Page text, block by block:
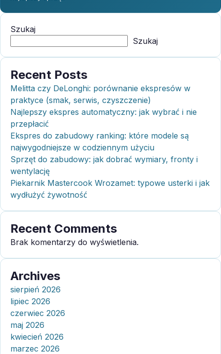
Szukaj
Szukaj
Recent Posts
Melitta czy DeLonghi: porównanie ekspresów w
praktyce (smak, serwis, czyszczenie)
Najlepszy ekspres automatyczny: jak wybrać i nie
przepłacić
Ekspres do zabudowy ranking: które modele są
najwygodniejsze w codziennym użyciu
Sprzęt do zabudowy: jak dobrać wymiary, fronty i
wentylację
Piekarnik Mastercook Wrozamet: typowe usterki i jak
wydłużyć żywotność
Recent Comments
Brak komentarzy do wyświetlenia.
Archives
sierpień 2026
lipiec 2026
czerwiec 2026
maj 2026
kwiecień 2026
marzec 2026